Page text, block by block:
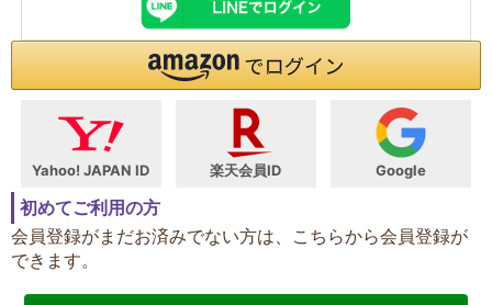
Yahoo! JAPAN ID 楽天会員ID Google
初めてご利用の方
会員登録がまだお済みでない方は、こちらから会員登録が
できます。